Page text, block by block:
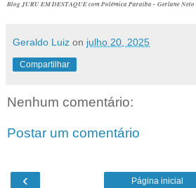
Blog JURU EM DESTAQUE com Polêmica Paraíba - Gerlane Neto
Geraldo Luiz on julho 20, 2025
Compartilhar
Nenhum comentário:
Postar um comentário
‹ Página inicial